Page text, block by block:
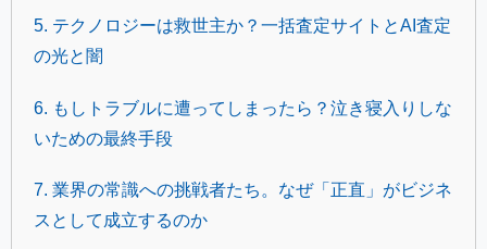
5. テクノロジーは救世主か？一括査定サイトとAI査定
の光と闇
6. もしトラブルに遭ってしまったら？泣き寝入りしな
いための最終手段
7. 業界の常識への挑戦者たち。なぜ「正直」がビジネ
スとして成立するのか